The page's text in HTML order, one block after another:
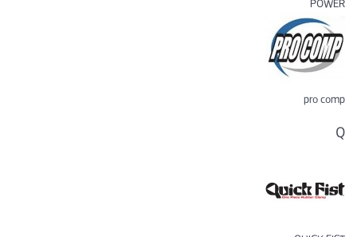
pro comp
Q